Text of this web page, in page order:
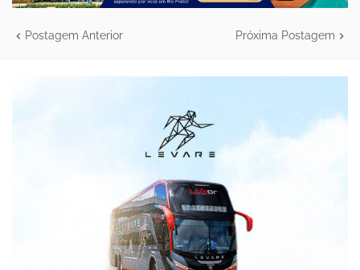
Postagem Anterior Próxima Postagem